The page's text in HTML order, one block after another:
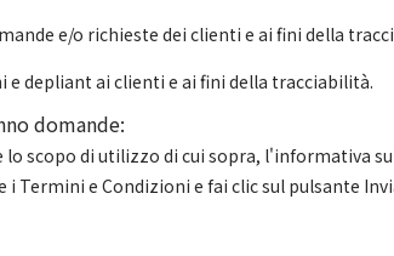
e/o richieste dei clienti e ai fini della
e depliant ai clienti e ai fini della tracciabilità.
domande:
lo scopo di utilizzo di cui sopra, l'informativa
i Termini e Condizioni e fai clic sul pulsante